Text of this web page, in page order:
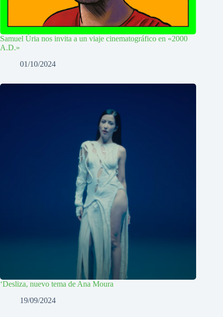
Samuel Úria nos invita a un viaje cinematográfico en «2000
A.D.»
01/10/2024
‘Desliza, nuevo tema de Ana Moura
19/09/2024